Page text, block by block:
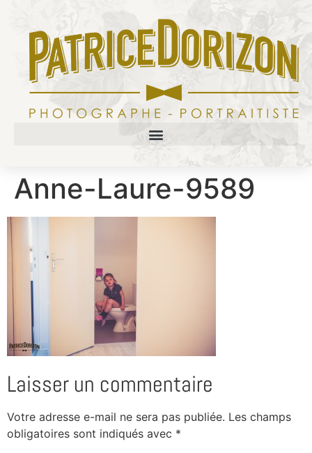
Anne-Laure-9589
Laisser un commentaire
Votre adresse e-mail ne sera pas publiée. Les champs
obligatoires sont indiqués avec *